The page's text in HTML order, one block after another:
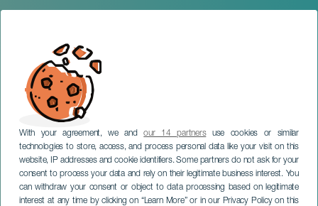
With your agreement, we andour 14 partnersuse cookies or similar
technologies to store, access, and process personal data like your visit on this
website, IP addresses and cookie identifiers. Some partners do not ask for your
consent to process your data and rely on their legitimate business interest. You
can withdraw your consent or object to data processing based on legitimate
interest at any time by clicking on “Learn More” or in our Privacy Policy on this
LANZAROTE